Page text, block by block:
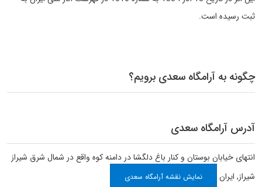
ثبت رسیده است.
چگونه به آرامگاه سعدی برویم؟
آدرس آرامگاه سعدی
انتهای خیابان بوستان و کنار باغ دلگشا در دامنه کوه واقع در شمال شرق شیراز
شیراز, ایران نمایش نقشه آرامگاه سعدی